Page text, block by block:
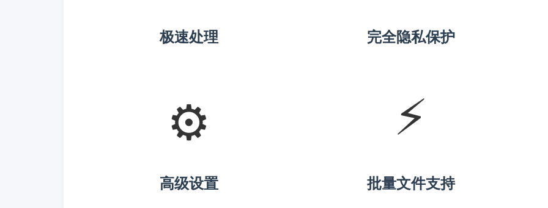
极速处理 完全隐私保护
⚙️
高级设置
⚡
批量文件支持